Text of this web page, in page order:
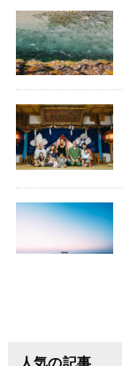
人気の記事